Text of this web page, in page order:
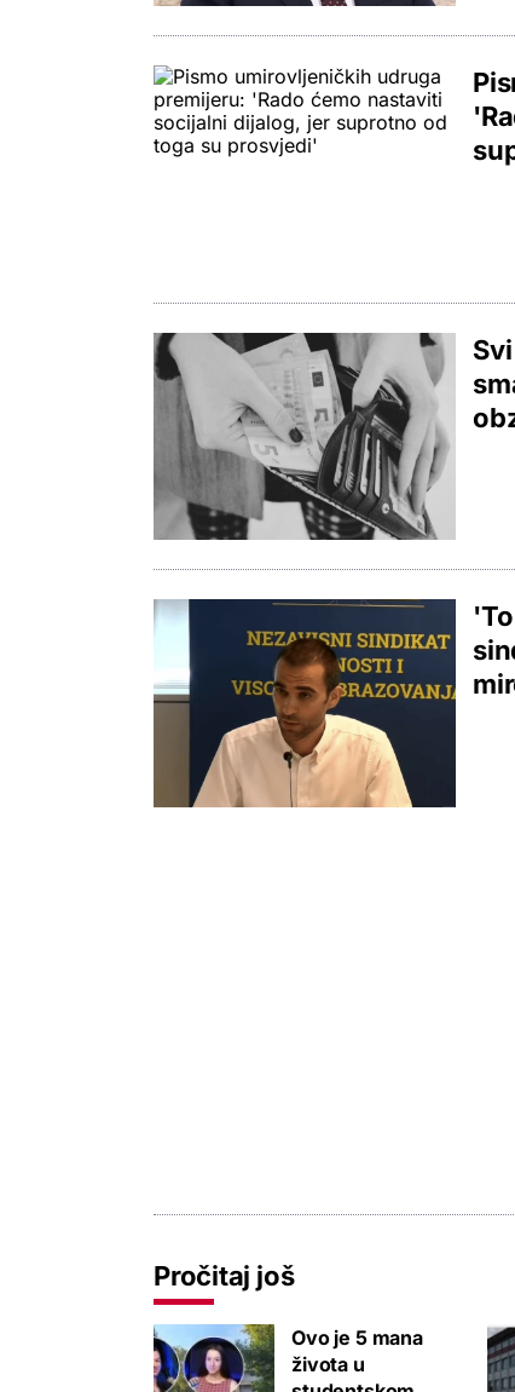
Pročitaj još
Ovo je 5 mana
života u